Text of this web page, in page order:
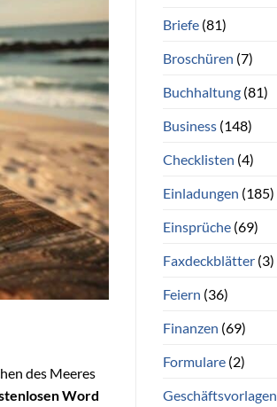
des Meeres
Word
Briefe(81)
Broschüren (7)
Buchhaltung(81)
Business(148)
Checklisten (4)
Einladungen (185)
Einsprüche(69)
Faxdeckblätter(3)
Feiern (36)
Finanzen (69)
Formulare(2)
Geschäftsvorlagen